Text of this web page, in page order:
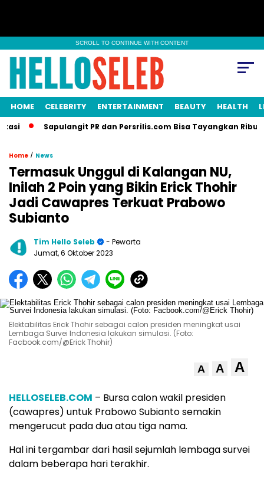
SCROLL TO CONTINUE WITH CONTENT
HOME CELEBRITY ENTERTAINMENT BEAUTY HEALTH
Sapulangit PR dan Persrilis.com Bisa Tayangkan Ribuan Press
Home / News
Termasuk Unggul di Kalangan NU,
Inilah 2 Poin yang Bikin Erick Thohir
Jadi Cawapres Terkuat Prabowo
Subianto
Tim Hello Seleb
- Pewarta
Jumat, 6 Oktober 2023
Elektabilitas Erick Thohir sebagai calon presiden meningkat usai
Lembaga Survei Indonesia lakukan simulasi. (Foto:
Facbook.com/@Erick Thohir)
A A A
HELLOSELEB.COM – Bursa calon wakil presiden
(cawapres) untuk Prabowo Subianto semakin
mengerucut pada dua atau tiga nama.
Hal ini tergambar dari hasil sejumlah lembaga survei
dalam beberapa hari terakhir.